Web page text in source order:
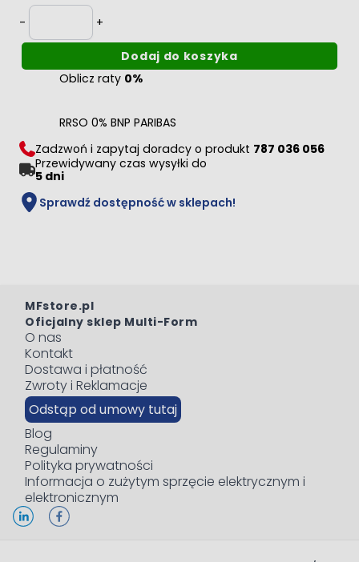
-
Ilość
+
Dodaj do koszyka
Oblicz raty 0%
RRSO 0% BNP PARIBAS
Zadzwoń i zapytaj doradcy o produkt 787 036 056
Przewidywany czas wysyłki do
5 dni
Sprawdź dostępność w sklepach!
MFstore.pl
Oficjalny sklep Multi-Form
O nas
Kontakt
Dostawa i płatność
Zwroty i Reklamacje
Odstąp od umowy tutaj
Blog
Regulaminy
Polityka prywatności
Informacja o zużytym sprzęcie elektrycznym i
elektronicznym